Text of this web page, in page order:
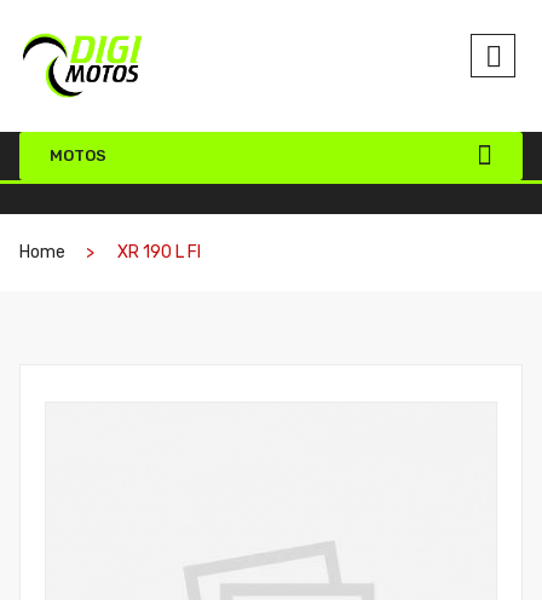
MOTOS
Home XR 190 L FI